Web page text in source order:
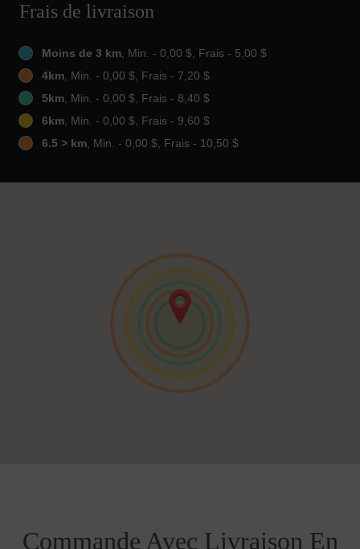
Frais de livraison
Moins de 3 km, Min. - 0,00 $, Frais - 5,00 $
4km, Min. - 0,00 $, Frais - 7,20 $
5km, Min. - 0,00 $, Frais - 8,40 $
6km, Min. - 0,00 $, Frais - 9,60 $
6.5 > km, Min. - 0,00 $, Frais - 10,50 $
Commande Avec Livraison En